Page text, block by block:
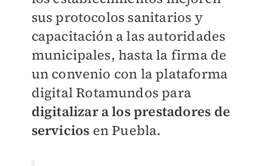
sus protocolos sanitarios y
capacitación a las autoridades
municipales, hasta la firma de
un convenio con la plataforma
digital Rotamundos para
digitalizar a los prestadores de
servicios en Puebla.